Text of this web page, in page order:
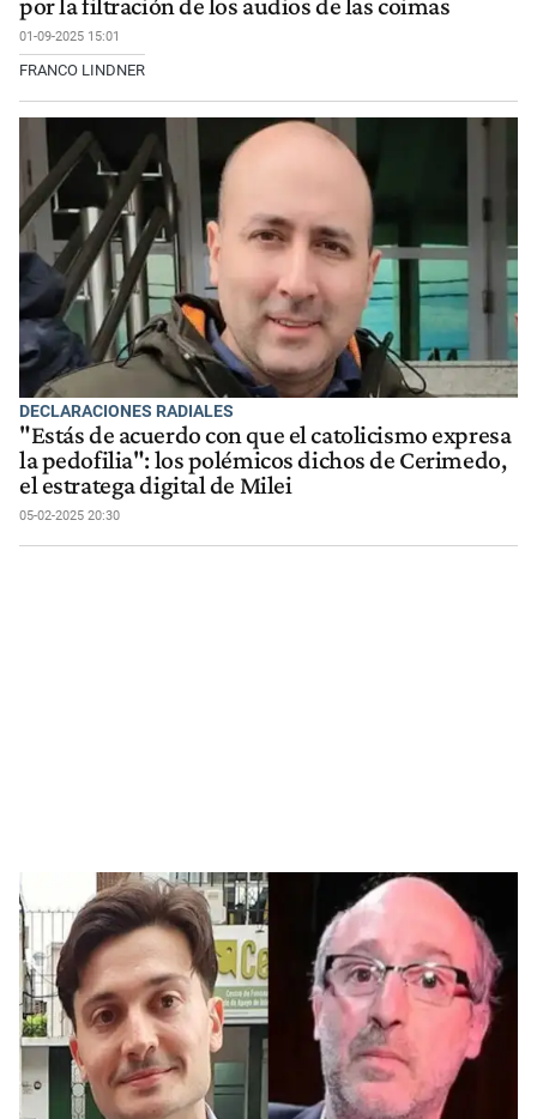
por la filtración de los audios de las coimas
01-09-2025 15:01
FRANCO LINDNER
DECLARACIONES RADIALES
"Estás de acuerdo con que el catolicismo expresa
la pedofilia": los polémicos dichos de Cerimedo,
el estratega digital de Milei
05-02-2025 20:30